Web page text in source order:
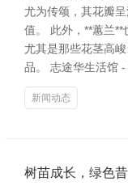
尤为传颂，其花瓣
值。 此外，**蕙兰**
尤其是那些花茎高
品。 志途华生活馆
新闻动态
树苗成长，绿色